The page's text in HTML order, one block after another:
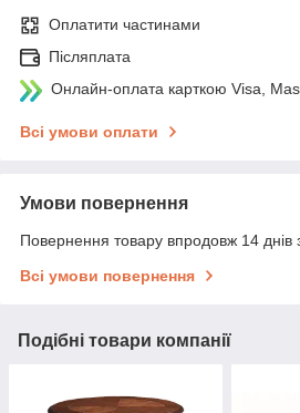
Оплатити частинами
Післяплата
Онлайн-оплата карткою Visa,
Всі умови оплати
Умови повернення
Повернення товару впродовж 14 днів
Всі умови повернення
Подібні товари компанії